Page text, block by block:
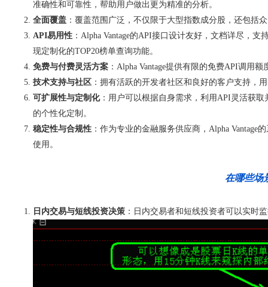
准确性和可靠性，帮助用户做出更为精准的分析。
全面覆盖 ：覆盖范围广泛，不仅限于大型指数成分股，还包括
API易用性 ：Alpha Vantage的API接口设计友好，文档详尽，
现定制化的TOP20榜单查询功能。
免费与付费灵活方案 ：Alpha Vantage提供有限的免费API调用
技术支持与社区 ：拥有活跃的开发者社区和良好的客户支持，
可扩展性与定制化：用户可以根据自身需求，利用API灵活获
的个性化定制。
稳定性与合规性 ：作为专业的金融服务供应商，Alpha
使用。
在哪些场
日内交易与短线投资决策 ：日内交易者和短线投资者可以实时